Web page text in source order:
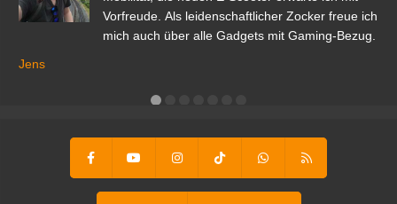
Vorfreude. Als leidenschaftlicher Zocker freue ich
mich auch über alle Gadgets mit Gaming-Bezug.
Jens